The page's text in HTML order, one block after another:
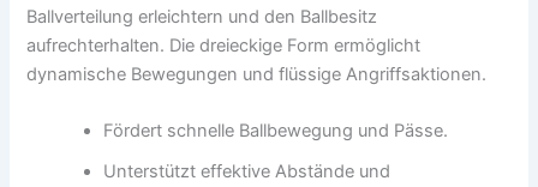
Ballverteilung erleichtern und den Ballbesitz
aufrechterhalten. Die dreieckige Form ermöglicht
dynamische Bewegungen und flüssige Angriffsaktionen.
Fördert schnelle Ballbewegung und Pässe.
Unterstützt effektive Abstände und